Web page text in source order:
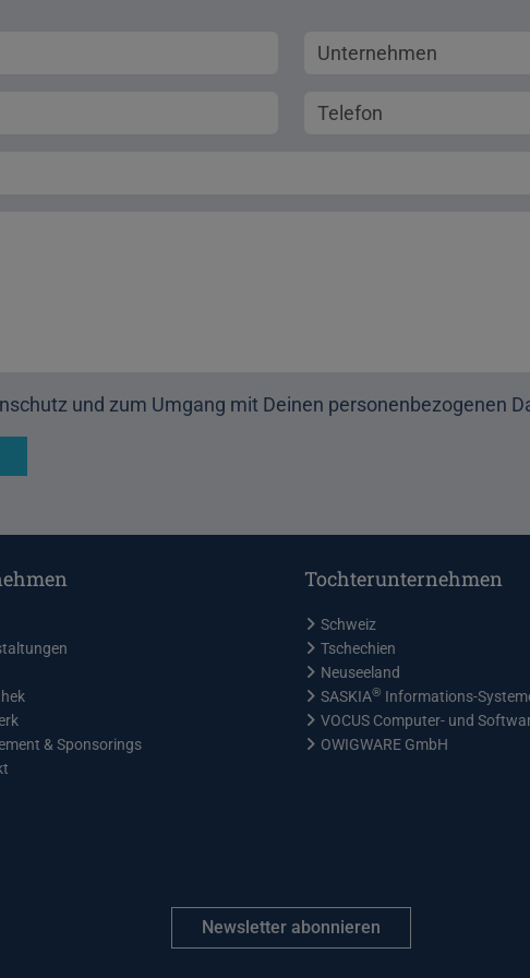
Unternehmen
Telefonnummer
und zum Umgang mit Deinen personenbezogenen
& Sponsorings
Tochterunternehmen
Schweiz
Tschechien
Neuseeland
SASKIA® Informations-
VOCUS Computer- und
OWIGWARE GmbH
Newsletter abonnieren